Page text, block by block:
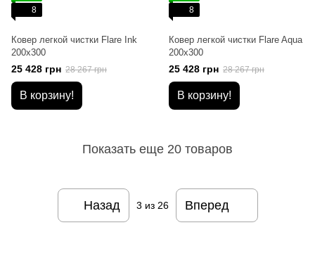
8
Ковер легкой чистки Flare Ink
200x300
25 428 грн 28 267 грн
В корзину!
8
Ковер легкой чистки Flare Aqua
200x300
25 428 грн 28 267 грн
В корзину!
Показать еще 20 товаров
Назад 3 из 26 Вперед